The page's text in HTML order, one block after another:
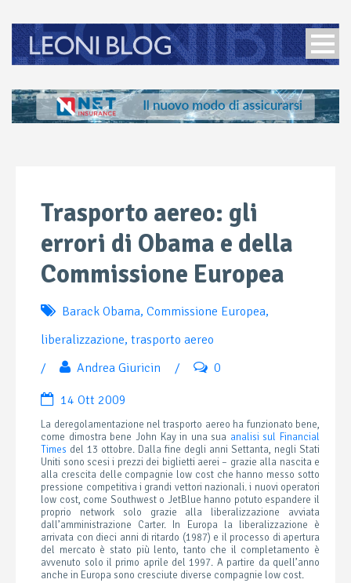
Trasporto aereo: gli
errori di Obama e della
Commissione Europea
Barack Obama, Commissione Europea,
liberalizzazione, trasporto aereo
/
Andrea Giuricin / 0
14 Ott 2009
La deregolamentazione nel trasporto aereo ha funzionato bene,
come dimostra bene John Kay in una sua analisi sul Financial
Times del 13 ottobre. Dalla fine degli anni Settanta, negli Stati
Uniti sono scesi i prezzi dei biglietti aerei – grazie alla nascita e
alla crescita delle compagnie low cost che hanno messo sotto
pressione competitiva i grandi vettori nazionali. i nuovi operatori
low cost, come Southwest o JetBlue hanno potuto espandere il
proprio network solo grazie alla liberalizzazione avviata
dall’amministrazione Carter. In Europa la liberalizzazione è
arrivata con dieci anni di ritardo (1987) e il processo di apertura
del mercato è stato più lento, tanto che il completamento è
avvenuto solo il primo aprile del 1997. A partire da quell’anno
anche in Europa sono cresciute diverse compagnie low cost.